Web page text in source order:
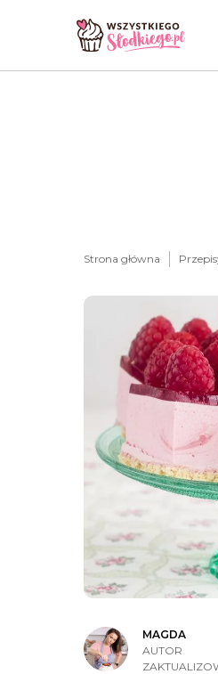
Strona główna
MAGDA
AUTOR